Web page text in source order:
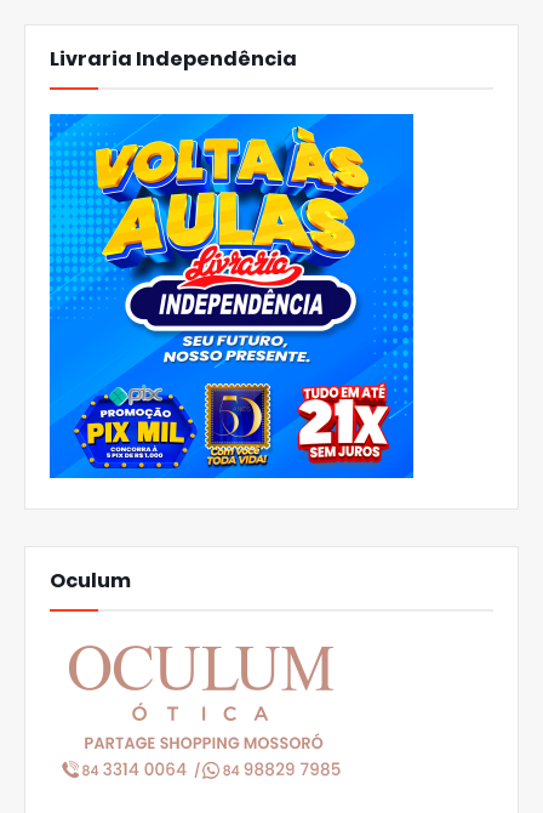
Livraria Independência
Oculum